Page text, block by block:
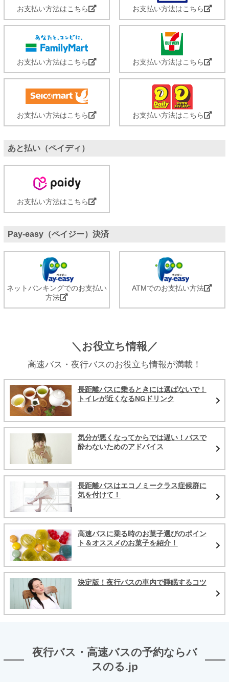
お支払い方法はこちら お支払い方法はこちら
お支払い方法はこちら お支払い方法はこちら
お支払い方法はこちら お支払い方法はこちら
あと払い（ペイディ）
お支払い方法はこちら
Pay-easy（ペイジー）決済
ネットバンキングでのお支払い
方法
ATMでのお支払い方法
＼お役立ち情報／
高速バス・夜行バスのお役立ち情報が満載！
長距離バスに乗るときには選ばないで！
トイレが近くなるNGドリンク
気分が悪くなってからでは遅い！バスで
酔わないためのアドバイス
長距離バスはエコノミークラス症候群に
気を付けて！
高速バスに乗る時のお菓子選びのポイン
ト＆オススメのお菓子を紹介！
決定版！夜行バスの車内で睡眠するコツ
夜行バス・高速バスの予約ならバ
スのる.jp